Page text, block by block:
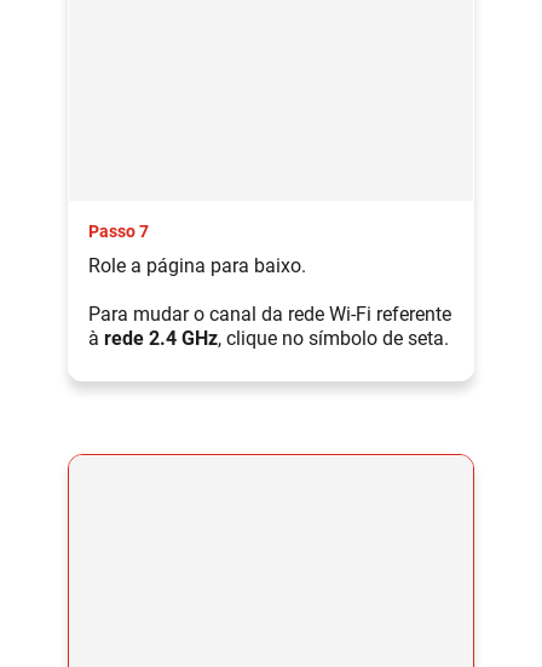
Passo 7
Role a página para baixo.
Para mudar o canal da rede Wi-Fi referente
à rede 2.4 GHz, clique no símbolo de seta.